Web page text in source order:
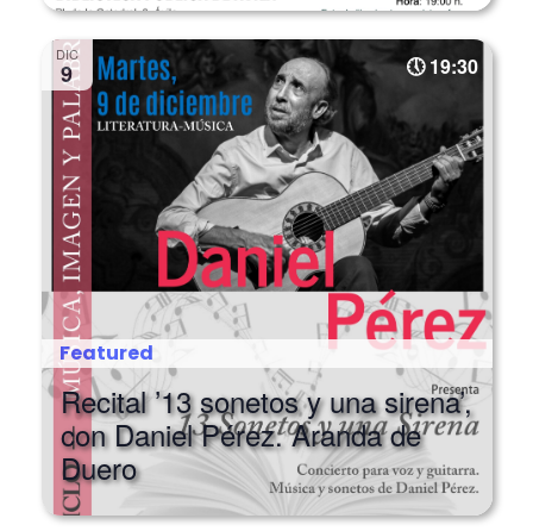
DIC
9 19:30
Featured
Recital ’13 sonetos y una sirena’,
con Daniel Pérez. Aranda de
Duero